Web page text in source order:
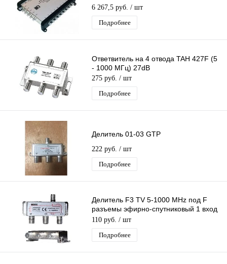
6 267,5 руб. / шт
Подробнее
Ответвитель на 4 отвода TAH 427F (5
- 1000 МГц) 27dB
275 руб. / шт
Подробнее
Делитель 01-03 GTP
222 руб. / шт
Подробнее
Делитель F3 TV 5-1000 MHz под F
разъемы эфирно-спутниковый 1 вход
3 выхода
110 руб. / шт
Подробнее